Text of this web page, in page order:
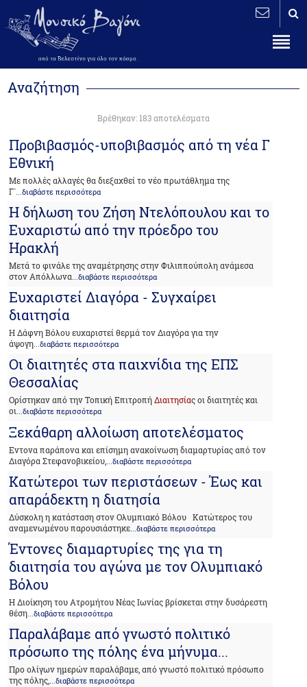
Αναζήτηση
Βρέθηκαν: 183 αποτελέσματα
Προβιβασμός-υποβιβασμός από τη νέα Γ
Εθνική
Με πολλές αλλαγές θα διεξαχθεί το νέο πρωτάθλημα της
Γ` ...διαβάστε περισσότερα
Η δήλωση του Ζήση Ντελόπουλου και το
Ευχαριστώ από την πρόεδρο του
Ηρακλή
Μετά το φινάλε της αναμέτρησης στην Φιλιππούπολη ανάμεσα
στον Απόλλωνα...διαβάστε περισσότερα
Ευχαριστεί Διαγόρα - Συγχαίρει
διαιτησία
Η Δάφνη Βόλου ευχαριστεί θερμά τον Διαγόρα για την
άψογη...διαβάστε περισσότερα
Οι διαιτητές στα παιχνίδια της ΕΠΣ
Θεσσαλίας
Ορίστηκαν από την Τοπική ΕπιτροπήΔιαιτησίας οι διαιτητές και
οι...διαβάστε περισσότερα
Ξεκάθαρη αλλοίωση αποτελέσματος
Εντονα παράπονα και επίσημη ανακοίνωση διαμαρτυρίας από τον
Διαγόρα Στεφανοβικείου,
...διαβάστε περισσότερα
Κατώτεροι των περιστάσεων - Έως και
απαράδεκτη η διατησία
Δύσκολη η κατάσταση στον Ολυμπιακό Βόλου Κατώτερος του
αναμενωμένου παρουσιάστηκε...διαβάστε περισσότερα
Έντονες διαμαρτυρίες της για τη
διαιτησία του αγώνα με τον Ολυμπιακό
Βόλου
Η Διοίκηση του Ατρoμήτου Νέας Ιωνίας βρίσκεται στην δυσάρεστη
θέση...διαβάστε περισσότερα
Παραλάβαμε από γνωστό πολιτικό
πρόσωπο της πόλης ένα μήνυμα...
Προ ολίγων ημερών παραλάβαμε, από γνωστό πολιτικό πρόσωπο
της πόλης,...διαβάστε περισσότερα